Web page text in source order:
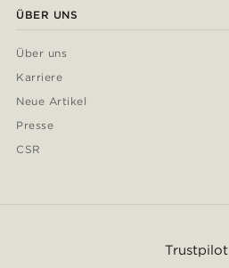
ÜBER UNS
Über uns
Karriere
Neue Artikel
Presse
CSR
Trustpilot